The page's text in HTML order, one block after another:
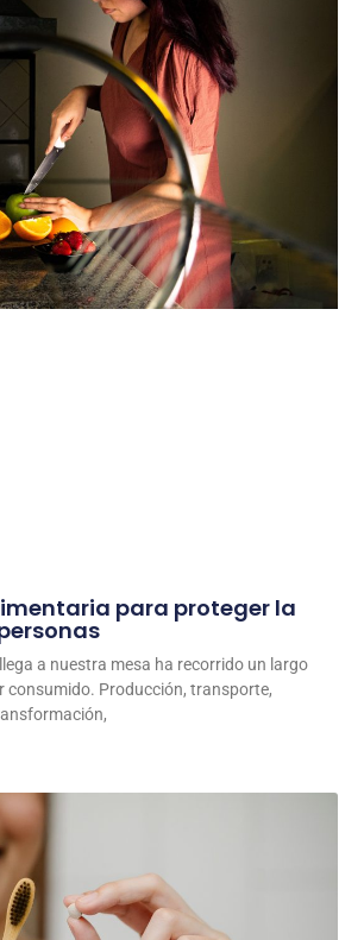
para proteger la
a nuestra mesa ha recorrido un largo
consumido. Producción, transporte,